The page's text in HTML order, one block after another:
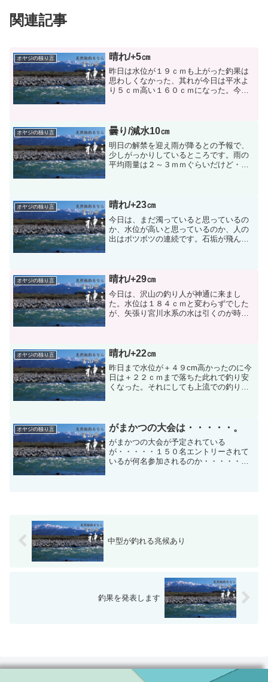
関連記事
オヤジの独り言 晴れ/+5㎝
昨日は水位が１９ｃｍも上がった釣果は
思わしくなかった、其れが今日は平水よ
り５ｃｍ高い１６０ｃｍになった。今日
と思われる４７尾の釣果で...
オヤジの独り言 曇り/減水10㎝
明日の解禁を迎え雨が降るとの予報で、
少しがっかりしているところです。雨の
平均雨量は２～３ｍｍぐらいだけど・確
か、降らないかは雨雲が通過しないと...
オヤジの独り言 晴れ/+23㎝
今日は、まだ濁っていると思っているの
か、水位が高いと思っているのか、人の
出はボツボツの連続です。石垢が飛んで
７６尾の釣果とのことです...
オヤジの独り言 晴れ/+29㎝
今日は、沢山の釣り人が神通に来まし
た。水位は１８４ｃｍと変わらずでした
が、矢張り宮川水系の水は引くのが時間
～５０尾止まり成子の上下は...
オヤジの独り言 晴れ/+22㎝
昨日まで水位が＋４９cm高かったのに今
日は＋２２ｃｍまで落ちた此れで釣り安
くなった。それにしても上流での釣り情
は、そして水位が１６０cm...
オヤジの独り言 がまかつの大会は・・・・・。
がまかつの大会が予定されている
が・・・・・１５０名エントリーされて
いるが何名参加されるのか・・・・・。
中型が釣れる兆候あり
釣果を発表します